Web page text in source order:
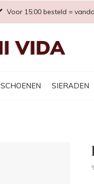
SCHOENEN SIERADEN
Voor 15:00 besteld =